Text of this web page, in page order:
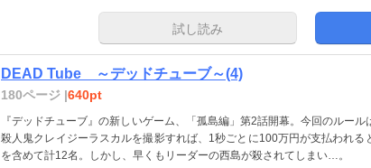
試し読み
DEAD Tube ～デッドチューブ～(4)
180ページ |640pt
『デッドチューブ』の新しいゲーム、「孤島編」第2話開幕。今回のルー
殺人鬼クレイジーラスカルを撮影すれば、1秒ごとに100万円が支払われる
を含めて計12名。しかし、早くもリーダーの西島が殺されてしまい…。